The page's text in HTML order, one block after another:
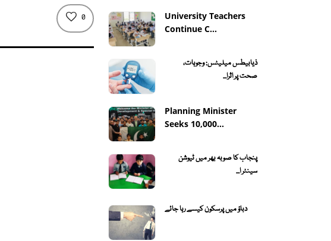
0
University Teachers
Continue C...
ذیابیطس میلیٹس: وجوہات،
صحت پر اثرا...
Planning Minister
Seeks 10,000...
پنجاب کا صوبہ بھر میں ٹیوشن
سینٹر ا...
دباؤ میں پرسکون کیسے رہا جائے